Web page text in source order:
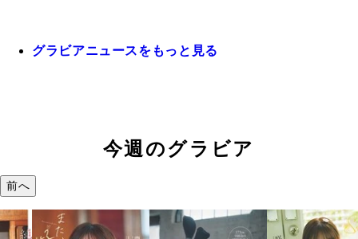
グラビアニュースをもっと見る
今週のグラビア
前へ